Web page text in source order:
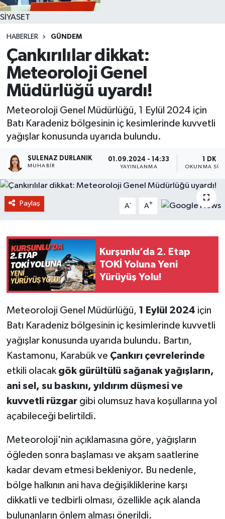
SİYASET
HABERLER GÜNDEM
Çankırılılar dikkat:
Meteoroloji Genel
Müdürlüğü uyardı!
Meteoroloji Genel Müdürlüğü, 1 Eylül 2024 için
Batı Karadeniz bölgesinin iç kesimlerinde kuvvetli
yağışlar konusunda uyarıda bulundu.
ŞULENAZ DURLANIK
MUHABIR
01.09.2024 - 14:33
YAYINLANMA
1 DK
OKUNMA
Paylaş A- A+
Kurşunlu’da 2. Etap
TOKİ Yoluna Yeni
Yürüyüş Yolu!
Meteoroloji Genel Müdürlüğü, 1 Eylül 2024 için
Batı Karadeniz bölgesinin iç kesimlerinde kuvvetli
yağışlar konusunda uyarıda bulundu. Bartın,
Kastamonu, Karabük ve Çankırı çevrelerinde
etkili olacak gök gürültülü sağanak yağışların,
ani sel, su baskını, yıldırım düşmesi ve
kuvvetli rüzgargibi olumsuz hava koşullarına yol
açabileceği belirtildi.
Meteoroloji'nin açıklamasına göre, yağışların
öğleden sonra başlaması ve akşam saatlerine
kadar devam etmesi bekleniyor. Bu nedenle,
bölge halkının ani hava değişikliklerine karşı
dikkatli ve tedbirli olması, özellikle açık alanda
bulunanların önlem alması önerildi.